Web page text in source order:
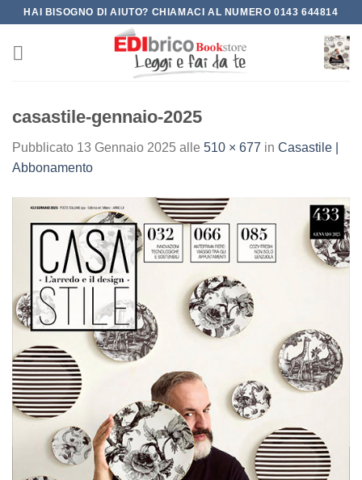
Salta
contenuti
HAI BISOGNO DI AIUTO? CHIAMACI AL NUMERO 0143 644814
casastile-gennaio-2025
Pubblicato 13 Gennaio 2025 alle 510 × 677 in Casastile |
Abbonamento